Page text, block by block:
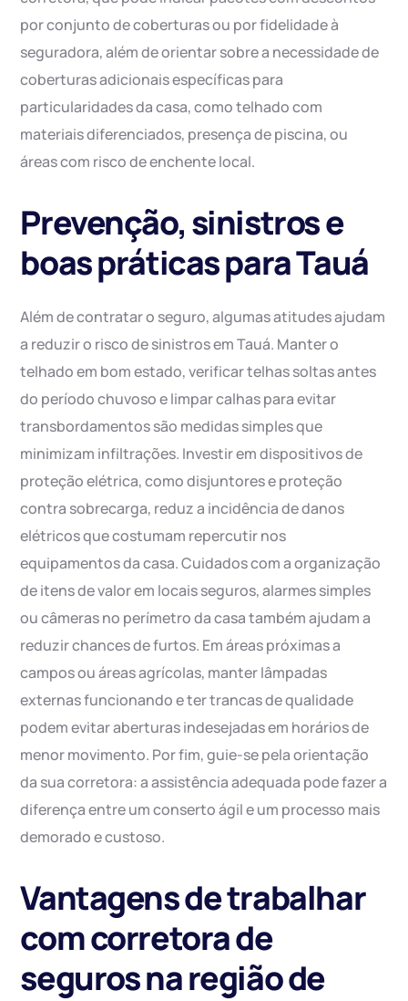
por conjunto de coberturas ou por fidelidade à
seguradora, além de orientar sobre a necessidade de
coberturas adicionais específicas para
particularidades da casa, como telhado com
materiais diferenciados, presença de piscina, ou
áreas com risco de enchente local.
Prevenção, sinistros e
boas práticas para Tauá
Além de contratar o seguro, algumas atitudes ajudam
a reduzir o risco de sinistros em Tauá. Manter o
telhado em bom estado, verificar telhas soltas antes
do período chuvoso e limpar calhas para evitar
transbordamentos são medidas simples que
minimizam infiltrações. Investir em dispositivos de
proteção elétrica, como disjuntores e proteção
contra sobrecarga, reduz a incidência de danos
elétricos que costumam repercutir nos
equipamentos da casa. Cuidados com a organização
de itens de valor em locais seguros, alarmes simples
ou câmeras no perímetro da casa também ajudam a
reduzir chances de furtos. Em áreas próximas a
campos ou áreas agrícolas, manter lâmpadas
externas funcionando e ter trancas de qualidade
podem evitar aberturas indesejadas em horários de
menor movimento. Por fim, guie-se pela orientação
da sua corretora: a assistência adequada pode fazer a
diferença entre um conserto ágil e um processo mais
demorado e custoso.
Vantagens de trabalhar
com corretora de
seguros na região de